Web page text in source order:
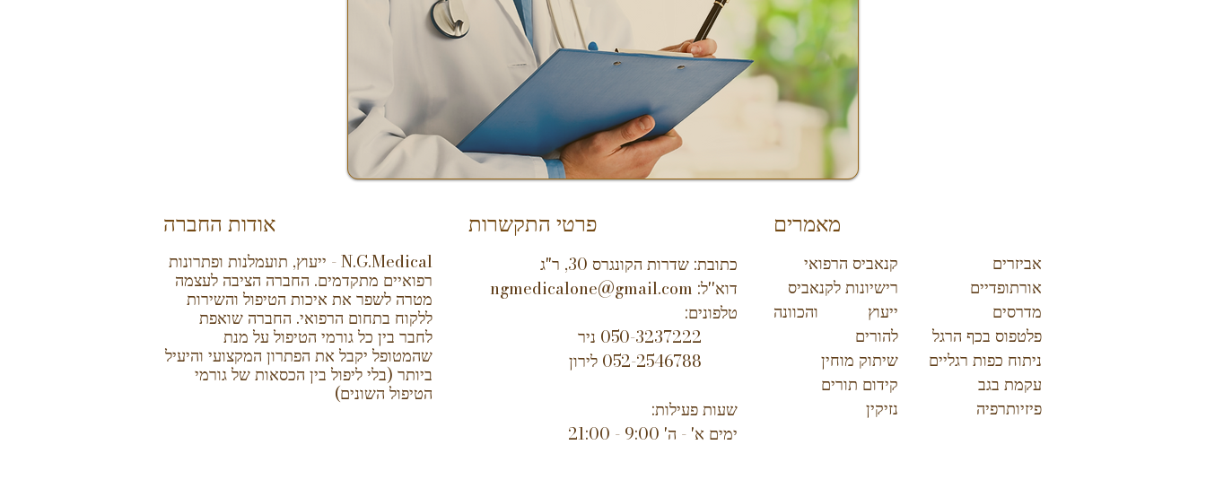
אודות החברה
N.G.Medical - ייעוץ, תועמלנות ופתרונות
רפואיים מתקדמים. החברה הציבה לעצמה
מטרה לשפר את איכות הטיפול והשירות
ללקוח בתחום הרפואי. החברה שואפת
לחבר בין כל גורמי הטיפול על מנת
שהמטופל יקבל את הפתרון המקצועי והיעיל
ביותר (בלי ליפול בין הכסאות של גורמי
הטיפול השונים)
פרטי התקשרות
כתובת: שדרות הקונגרס 30, ר"ג
דוא''ל: ngmedicalone@gmail.com
טלפונים:
050-3237222 ניר
052-2546788 לירון
שעות פעילות:
ימים א' - ה' 9:00 - 21:00
מאמרים
קנאביס הרפואי
רישיונות לקנאביס
ייעוץ והכוונה
להורים
שיתוק מוחין
קידום תורים
נזיקין
אביזרים
אורתופדיים
מדרסים
פלטפוס בכף הרגל
ניתוח כפות רגליים
עקמת בגב
פיזיותרפיה